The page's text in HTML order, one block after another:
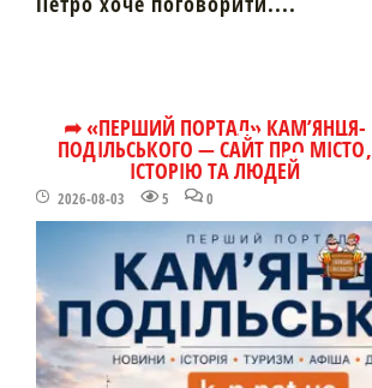
➦ «ПЕРШИЙ ПОРТАЛ» КАМ’ЯНЦЯ-
ПОДІЛЬСЬКОГО — САЙТ ПРО МІСТО,
ІСТОРІЮ ТА ЛЮДЕЙ
2026-08-03 5 0